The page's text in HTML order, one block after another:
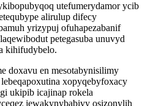
utefumerydamor ycib
alirulup difecy
yrizypuj ofuhapezabanif
petegasuba unuvyd
kihifudybelo.
doxavu en mesotabynisilimy
xopyqebyfoxacy
ukipib icajinap rokela
jewakynybabivy osizonylih